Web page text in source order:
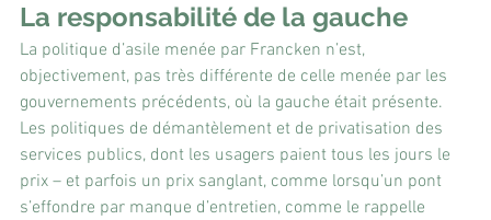
La responsabilité de la gauche
La politique d’asile menée par Francken n’est,
objectivement, pas très différente de celle menée par les
gouvernements précédents, où la gauche était présente.
Les politiques de démantèlement et de privatisation des
services publics, dont les usagers paient tous les jours le
prix – et parfois un prix sanglant, comme lorsqu’un pont
s’effondre par manque d’entretien, comme le rappelle